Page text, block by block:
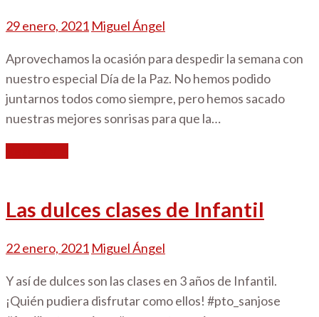
29 enero, 2021 Miguel Ángel
Aprovechamos la ocasión para despedir la semana con
nuestro especial Día de la Paz. No hemos podido
juntarnos todos como siempre, pero hemos sacado
nuestras mejores sonrisas para que la…
Las dulces clases de Infantil
22 enero, 2021 Miguel Ángel
Y así de dulces son las clases en 3 años de Infantil.
¡Quién pudiera disfrutar como ellos! #pto_sanjose